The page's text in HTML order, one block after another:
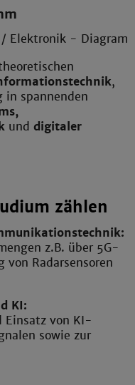
,
in spannenden
und digitaler
zählen
z.B. über 5G-
Radarsensoren
KI:
Einsatz von KI-
sowie zur